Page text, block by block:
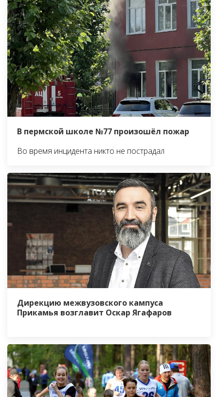
В пермской школе №77 произошёл пожар
Во время инцидента никто не пострадал
Дирекцию межвузовского кампуса
Прикамья возглавит Оскар Ягафаров